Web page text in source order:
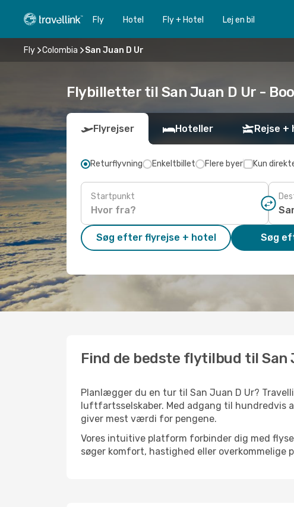
Fly Hotel Fly + Hotel Lej en bil
Fly Colombia San Juan D Ur
Flybilletter til San Juan D Ur -
Flyrejser Hoteller Rejse +
Returflyvning Enkeltbillet Flere byer Kun
Startpunkt
Søg efter flyrejse + hotel Søg
Find de bedste flytilbud til San
Planlægger du en tur til San Juan D Ur?
luftfartsselskaber. Med adgang til hundredvis
giver mest værdi for pengene.
Vores intuitive platform forbinder dig med
søger komfort, hastighed eller overkommelige